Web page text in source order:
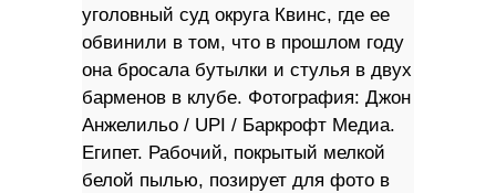
уголовный суд округа Квинс, где ее
обвинили в том, что в прошлом году
она бросала бутылки и стулья в двух
барменов в клубе. Фотография: Джон
Анжелильо / UPI / Баркрофт Медиа.
Египет. Рабочий, покрытый мелкой
белой пылью, позирует для фото в